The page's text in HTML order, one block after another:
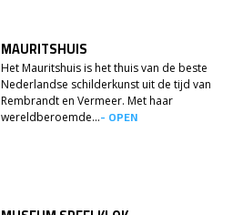
MAURITSHUIS
Het Mauritshuis is het thuis van de beste
Nederlandse schilderkunst uit de tijd van
Rembrandt en Vermeer. Met haar
wereldberoemde...- OPEN